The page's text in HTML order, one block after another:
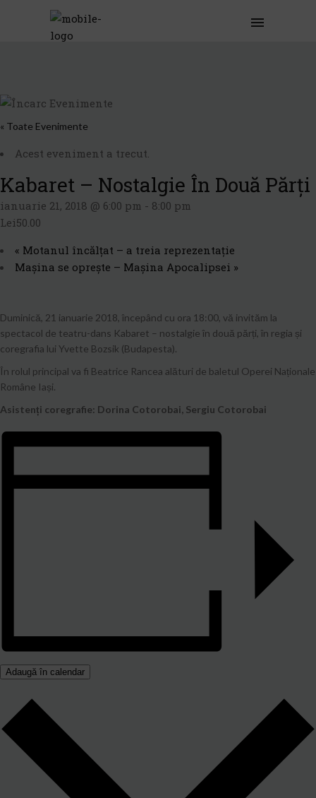
« Toate Evenimente
Acest eveniment a trecut.
Kabaret – Nostalgie În Două Părți
ianuarie 21, 2018 @ 6:00 pm - 8:00 pm
Lei50.00
« Motanul încălţat – a treia reprezentație
Mașina se oprește – Mașina Apocalipsei »
Duminică, 21 ianuarie 2018, începând cu ora 18:00, vă invităm la
spectacol de teatru-dans Kabaret – nostalgie în două părți, în regia și
coregrafia lui Yvette Bozsik (Budapesta).
În rolul principal va fi Beatrice Rancea alături de baletul Operei Naționale
Române Iași.
Asistenți coregrafie: Dorina Cotorobai, Sergiu Cotorobai
Adaugă în calendar